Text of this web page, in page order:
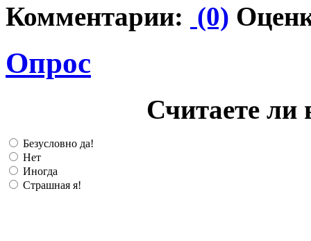
Комментарии: (0)
Опрос
Считаете ли
Безусловно да!
Нет
Иногда
Страшная я!